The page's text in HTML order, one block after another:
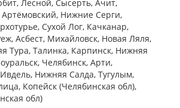
Лесной, Сысерть, Ачит,
Нижние Cерги,
Сухой Лог, Качканар,
Асбест, Михайловск, Новая Ляля,
Тура, Талинка, Карпинск, Нижняя
Челябинск, Арти,
Нижняя Салда, Тугулым,
Копейск (Челябинская обл),
обл)